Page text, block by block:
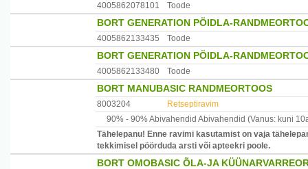
4005862078101 Toode
BORT GENERATION PÖIDLA-
4005862133435 Toode
BORT GENERATION PÖIDLA-
4005862133480 Toode
BORT MANUBASIC RANDMEORTOOS
8003204
Retseptiravim
90% - 90% Abivahendid Abivahendid (Vanus: kuni
Tähelepanu! Enne ravimi kasutamist on vaja
tekkimisel pöörduda arsti või apteekri poole.
BORT OMOBASIC ÕLA-JA